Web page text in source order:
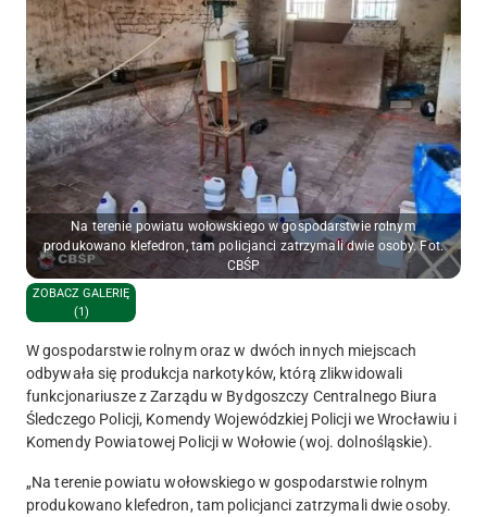
Na terenie powiatu wołowskiego w gospodarstwie rolnym
produkowano klefedron, tam policjanci zatrzymali dwie osoby. Fot.
CBŚP
ZOBACZ GALERIĘ
(1)
W gospodarstwie rolnym oraz w dwóch innych miejscach
odbywała się produkcja narkotyków, którą zlikwidowali
funkcjonariusze z Zarządu w Bydgoszczy Centralnego Biura
Śledczego Policji, Komendy Wojewódzkiej Policji we Wrocławiu i
Komendy Powiatowej Policji w Wołowie (woj. dolnośląskie).
„Na terenie powiatu wołowskiego w gospodarstwie rolnym
produkowano klefedron, tam policjanci zatrzymali dwie osoby.